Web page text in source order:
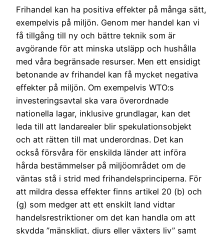
Frihandel kan ha positiva effekter på många sätt,
exempelvis på miljön. Genom mer handel kan vi
få tillgång till ny och bättre teknik som är
avgörande för att minska utsläpp och hushålla
med våra begränsade resurser. Men ett ensidigt
betonande av frihandel kan få mycket negativa
effekter på miljön. Om exempelvis WTO:s
investeringsavtal ska vara överordnade
nationella lagar, inklusive grundlagar, kan det
leda till att landarealer blir spekulationsobjekt
och att rätten till mat underordnas. Det kan
också försvåra för enskilda länder att införa
hårda bestämmelser på miljöområdet om de
väntas stå i strid med frihandelsprinciperna. För
att mildra dessa effekter finns artikel 20 (b) och
(g) som medger att ett enskilt land vidtar
handelsrestriktioner om det kan handla om att
skydda ”mänskligt, djurs eller växters liv” samt